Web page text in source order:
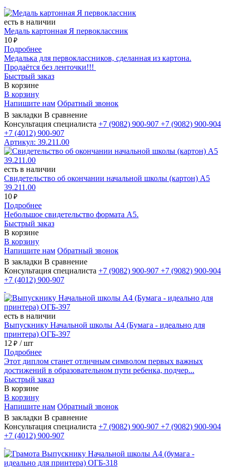
есть в наличии
Медаль картонная Я первоклассник
10 ₽
Подробнее
Медалька для первоклассников, сделанная из картона.
Продаётся без ленточки!!!
Быстрый заказ
В корзине
В корзину
Напишите нам Обратный звонок
В закладки В сравнение
Консультация специалиста +7 (9082) 900-907 +7 (9082) 900-904
+7 (4012) 900-907
Артикул: 39.211.00
есть в наличии
Свидетельство об окончании начальной школы (картон) А5
39.211.00
10 ₽
Подробнее
Небольшое свидетельство формата А5.
Быстрый заказ
В корзине
В корзину
Напишите нам Обратный звонок
В закладки В сравнение
Консультация специалиста +7 (9082) 900-907 +7 (9082) 900-904
+7 (4012) 900-907
есть в наличии
Выпускнику Начальной школы А4 (Бумага - идеально для
принтера) ОГБ-397
12 ₽ / шт
Подробнее
Этот диплом станет отличным символом первых важных
достижений в образовательном пути ребенка, подчер...
Быстрый заказ
В корзине
В корзину
Напишите нам Обратный звонок
В закладки В сравнение
Консультация специалиста +7 (9082) 900-907 +7 (9082) 900-904
+7 (4012) 900-907